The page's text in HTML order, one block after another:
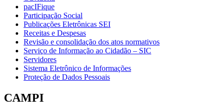
pacIFique
Participação Social
Publicações Eletrônicas SEI
Receitas e Despesas
Revisão e consolidação dos atos normativos
Serviço de Informação ao Cidadão – SIC
Servidores
Sistema Eletrônico de Informações
Proteção de Dados Pessoais
CAMPI